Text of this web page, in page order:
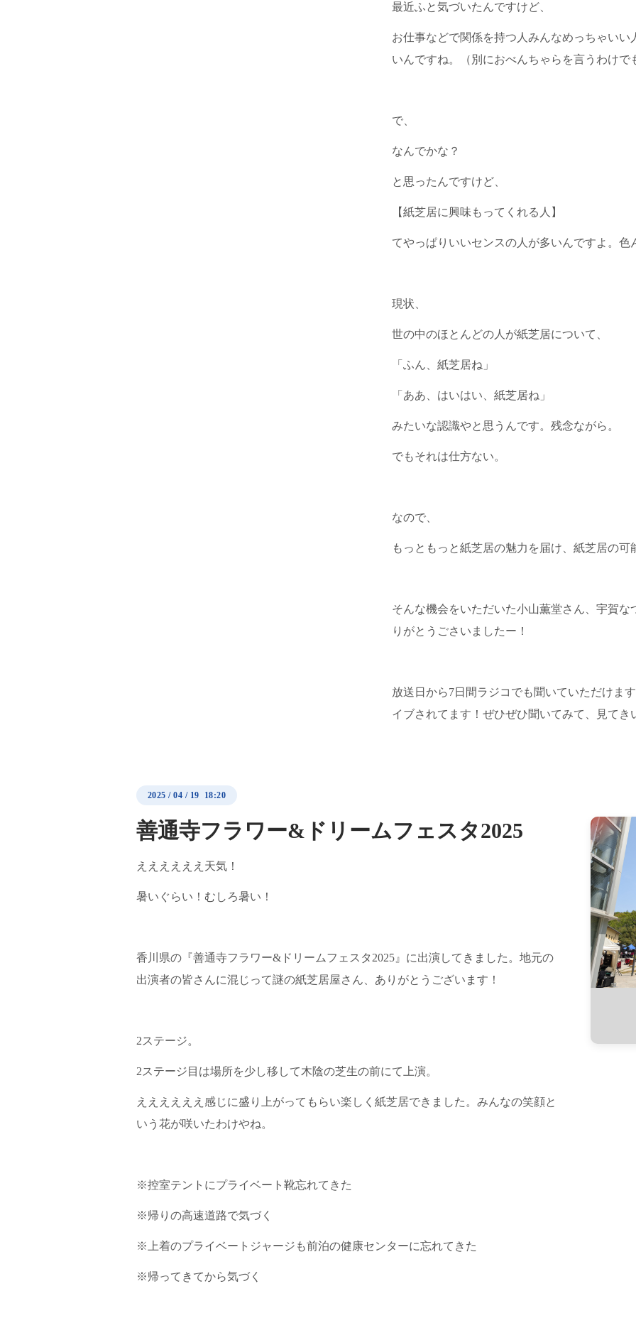
最近ふと気づいたんですけど、
お仕事などで関係を持つ人みんなめっちゃい
いんですね。（別におべんちゃらを言うわけで
で、
なんでかな？
と思ったんですけど、
【紙芝居に興味もってくれる人】
てやっぱりいいセンスの人が多いんですよ。色
現状、
世の中のほとんどの人が紙芝居について、
「ふん、紙芝居ね」
「ああ、はいはい、紙芝居ね」
みたいな認識やと思うんです。残念ながら。
でもそれは仕方ない。
なので、
もっともっと紙芝居の魅力を届け、紙芝居の可
そんな機会をいただいた小山薫堂さん、宇賀
りがとうごさいましたー！
放送日から7日間ラジコでも聞いていただけま
イブされてます！ぜひぜひ聞いてみて、見てき
2025 /04 / 19 18:20
善通寺フラワー&ドリームフェスタ2025
ええええええ天気！
暑いぐらい！むしろ暑い！
香川県の『善通寺フラワー&ドリームフェスタ2025』に出演してきました。地元の
出演者の皆さんに混じって謎の紙芝居屋さん、ありがとうございます！
2ステージ。
2ステージ目は場所を少し移して木陰の芝生の前にて上演。
ええええええ感じに盛り上がってもらい楽しく紙芝居できました。みんなの笑顔と
いう花が咲いたわけやね。
※控室テントにプライベート靴忘れてきた
※帰りの高速道路で気づく
※上着のプライベートジャージも前泊の健康センターに忘れてきた
※帰ってきてから気づく